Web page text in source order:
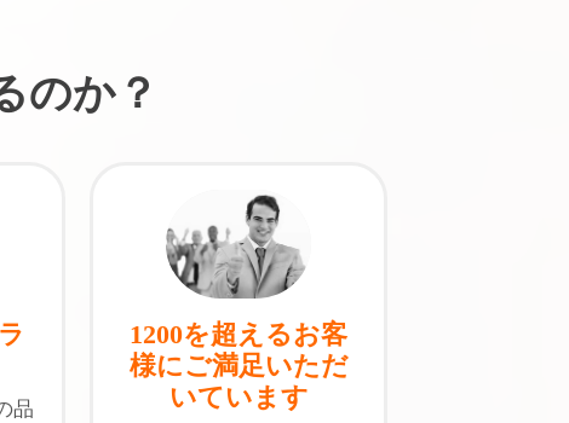
のか？
品
1200を超えるお客
様にご満足いただ
いています